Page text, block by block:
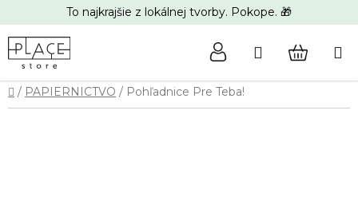
na
obsah
To najkrajšie z lokálnej tvorby. Pokope. 🎁
Hľadať
Domov
/ PAPIERNICTVO / Pohľadnice Pre Teba!